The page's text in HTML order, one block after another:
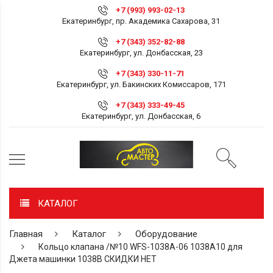
+7 (993) 993-02-13
Екатеринбург, пр. Академика Сахарова, 31
+7 (343) 352-82-88
Екатеринбург, ул. Донбасская, 23
+7 (343) 330-11-71
Екатеринбург, ул. Бакинских Комиссаров, 171
+7 (343) 333-49-45
Екатеринбург, ул. Донбасская, 6
КАТАЛОГ
Главная Каталог Оборудование
Кольцо клапана /№10 WFS-1038A-06 1038A10 для
Джета машинки 1038В СКИДКИ НЕТ